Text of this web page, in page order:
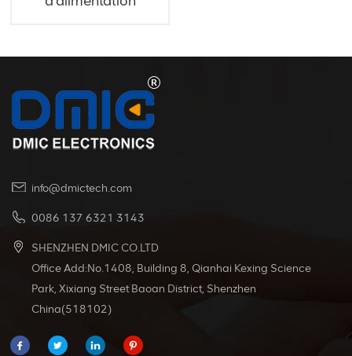
info@dmictech.com
0086 137 6321 3143
SHENZHEN DMIC CO.LTD
Office Add:No.1408, Building 8, Qianhai Kexing Science
Park, Xixiang Street Baoan District, Shenzhen
China(518102)